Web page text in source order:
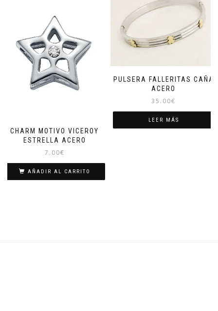
CHARM MOTIVO VICEROY
ESTRELLA ACERO
7.00€
AÑADIR AL CARRITO
PULSERA FALLERITAS CAÑA
ACERO
35.00€
LEER MÁS